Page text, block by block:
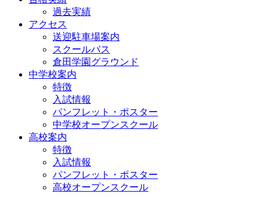
過去実績
アクセス
送迎駐車場案内
スクールバス
倉田学園グラウンド
中学校案内
特徴
入試情報
パンフレット・ポスター
中学校オープンスクール
高校案内
特徴
入試情報
パンフレット・ポスター
高校オープンスクール